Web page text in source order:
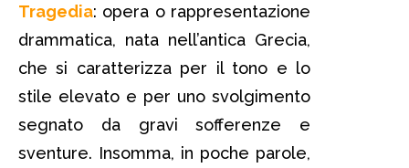
Tragedia: opera o rappresentazione
drammatica, nata nell’antica Grecia,
che si caratterizza per il tono e lo
stile elevato e per uno svolgimento
segnato da gravi sofferenze e
sventure. Insomma, in poche parole,